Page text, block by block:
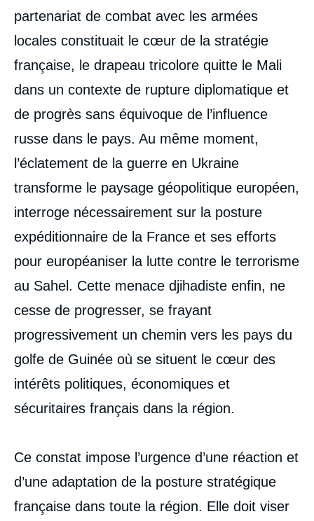
partenariat de combat avec les armées
locales constituait le cœur de la stratégie
française, le drapeau tricolore quitte le Mali
dans un contexte de rupture diplomatique et
de progrès sans équivoque de l’influence
russe dans le pays. Au même moment,
l’éclatement de la guerre en Ukraine
transforme le paysage géopolitique européen,
interroge nécessairement sur la posture
expéditionnaire de la France et ses efforts
pour européaniser la lutte contre le terrorisme
au Sahel. Cette menace djihadiste enfin, ne
cesse de progresser, se frayant
progressivement un chemin vers les pays du
golfe de Guinée où se situent le cœur des
intérêts politiques, économiques et
sécuritaires français dans la région.
Ce constat impose l’urgence d’une réaction et
d’une adaptation de la posture stratégique
française dans toute la région. Elle doit viser